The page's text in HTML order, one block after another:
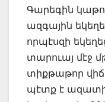
Գարեգին
ազգային
որպէսզի
տարուայ մէջ
տիքթաթոր
պէտք է